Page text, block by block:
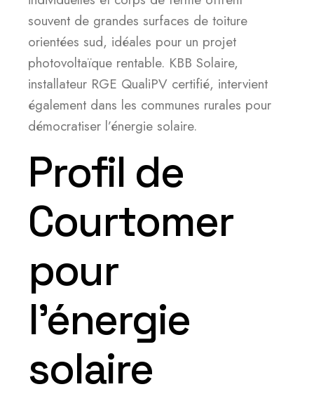
souvent de grandes surfaces de toiture
orientées sud, idéales pour un projet
photovoltaïque rentable. KBB Solaire,
installateur RGE QualiPV certifié, intervient
également dans les communes rurales pour
démocratiser l’énergie solaire.
Profil de
Courtomer
pour
l’énergie
solaire